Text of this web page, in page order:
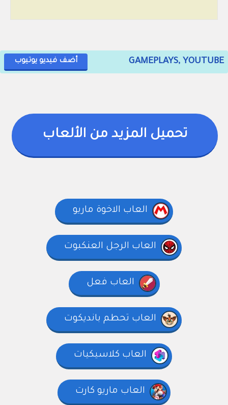
GAMEPLAYS, YOUTUBE أضف فيديو يوتيوب
تحميل المزيد من الألعاب
العاب الاخوة ماريو
العاب الرجل العنكبوت
العاب فعل
العاب تحطم بانديكوت
العاب كلاسيكيات
العاب ماريو كارت